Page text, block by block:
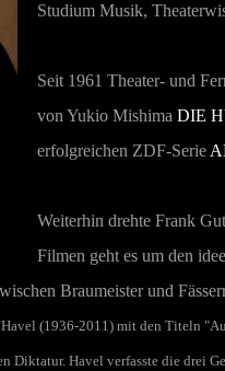
Studium Musik,
Seit 1961 Theater- und
von Yukio Mishima DIE
erfolgreichen ZDF-Serie
Weiterhin drehte Frank
Filmen geht es um den
Braumeister und
(1936-2011) mit den Titeln
Diktatur. Havel verfasste die drei